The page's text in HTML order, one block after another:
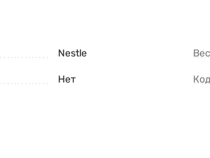
Nestle
Нет
Вес
Код